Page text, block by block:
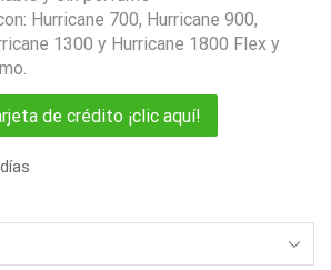
Hurricane 700, Hurricane 900,
1300 y Hurricane 1800 Flex y
de crédito ¡clic aquí!